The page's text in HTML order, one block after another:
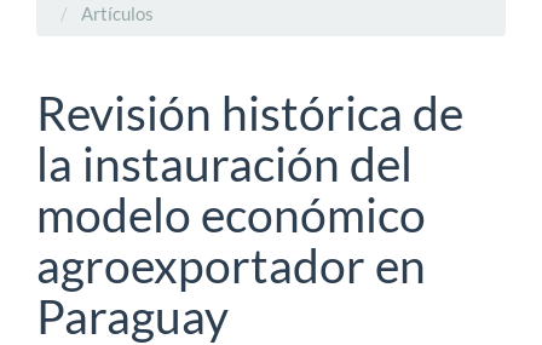
Artículos
Revisión histórica de
la instauración del
modelo económico
agroexportador en
Paraguay